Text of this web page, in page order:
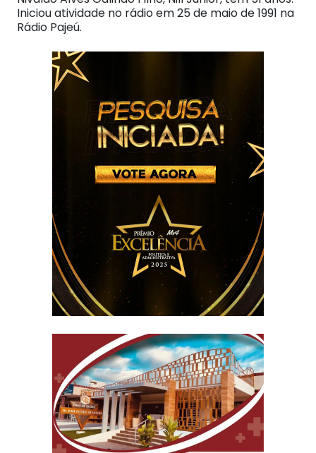
Iniciou atividade no rádio em 25 de maio de 1991 na
Rádio Pajeú.